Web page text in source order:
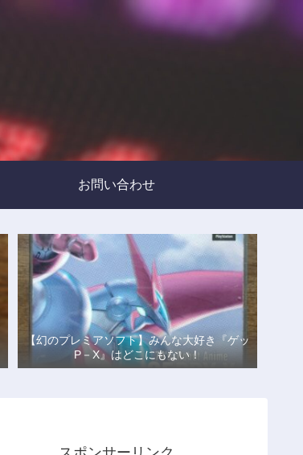
お問い合わせ
【幻のプレミアソフト】みんな大好き『ゲッ
P－X』はどこにもない！